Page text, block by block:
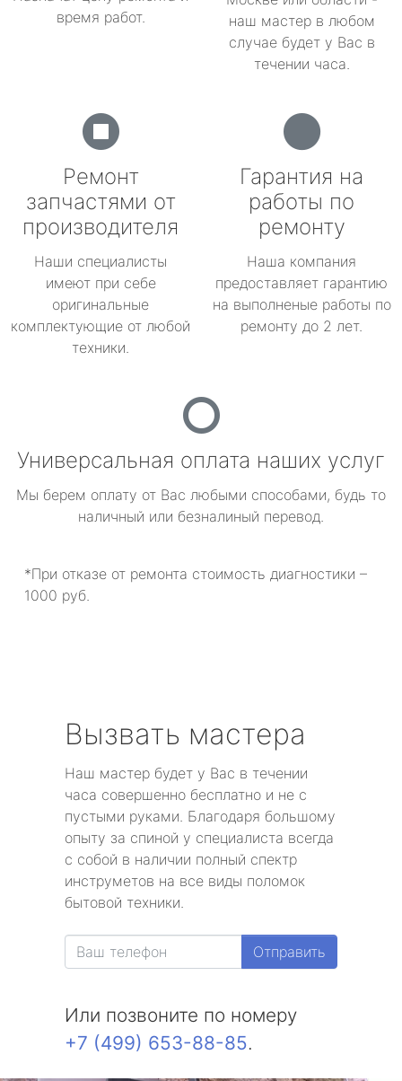
время работ.
наш мастер в любом
случае будет у Вас в
течении часа.
Ремонт
запчастями от
производителя
Наши специалисты
имеют при себе
оригинальные
комплектующие от любой
техники.
Гарантия на
работы по
ремонту
Наша компания
предоставляет гарантию
на выполненые работы по
ремонту до 2 лет.
Универсальная оплата наших услуг
Мы берем оплату от Вас любыми способами, будь то
наличный или безналиный перевод.
*При отказе от ремонта стоимость диагностики –
1000 руб.
Вызвать мастера
Наш мастер будет у Вас в течении
часа совершенно бесплатно и не с
пустыми руками. Благодаря большому
опыту за спиной у специалиста всегда
с собой в наличии полный спектр
инструметов на все виды поломок
бытовой техники.
Отправить
Или позвоните по номеру
+7 (499) 653-88-85.